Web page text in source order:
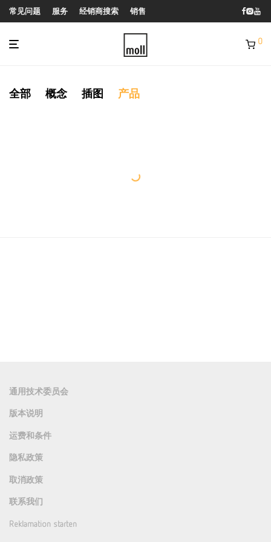
常见问题 服务 经销商搜索 销售
0
全部 概念 插图 产品
通用技术委员会
版本说明
运费和条件
隐私政策
取消政策
联系我们
Reklamation starten